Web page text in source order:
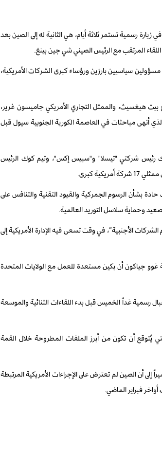
زيارة رسمية تستمر ثلاثة أيام، هي الثانية له إلى الصين بعد
سياسيين بارزين ورؤساء كبرى الشركات الأمريكية،
بيت هيغسيث، والممثل التجاري الأمريكي جاميسون غرير،
أنهى مباحثات في العاصمة الكورية الجنوبية سيول قبل
رئيس شركتي "تيسلا" و"سبيس إكس"، وتيم كوك الرئيس
كبرى.
بشأن الرسوم الجمركية والقيود التقنية والتنافس على
وحماية سلاسل التوريد العالمية.
الأجنبية”، في وقت تسعى فيه الإدارة الأمريكية إلى
غوو جياكون أن بكين مستعدة للعمل مع الولايات المتحدة
رسمية غداً الخميس قبل بدء اللقاءات الثنائية والموسعة
يُتوقع أن تكون من أبرز الملفات المطروحة خلال القمة
أن الصين لم تعترض على الإجراءات الأمريكية المرتبطة
فبراير الماضي.